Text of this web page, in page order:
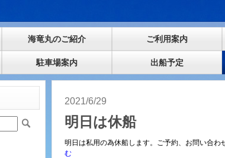
海竜丸のご紹介 ご利用案内
駐車場案内 出船予定
2021/6/29
明日は休船
明日は私用の為休船します。ご予約、お問い合
む